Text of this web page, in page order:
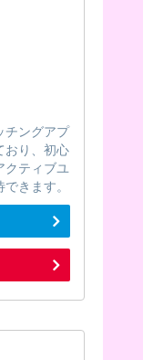
チングアプ
おり、初心
クティブユ
きます。